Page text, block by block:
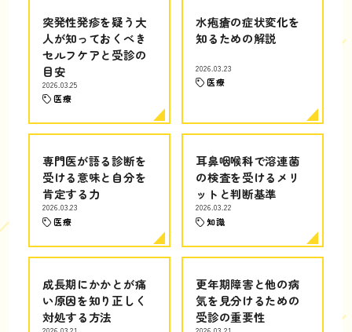
突発性発疹を疑う大
人が知っておくべき
セルフケアと受診の
目安
2026.03.25
医療
水疱瘡の症状変化を
知るための解説
2026.03.23
医療
専門医が語る診断を
受ける意味と自分を
肯定する力
2026.03.23
医療
耳鼻咽喉科で溶連菌
の検査を受けるメリ
ットと判断基準
2026.03.22
知識
成長期にかかとが痛
い原因を知り正しく
対処する方法
更年期障害と他の病
気を見分けるための
受診の重要性